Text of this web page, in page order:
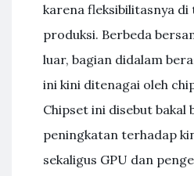
karena fleksibilitasnya di
produksi. Berbeda
luar, bagian didalam
ini kini ditenagai oleh
Chipset ini disebut bakal
peningkatan terhadap
sekaligus GPU dan